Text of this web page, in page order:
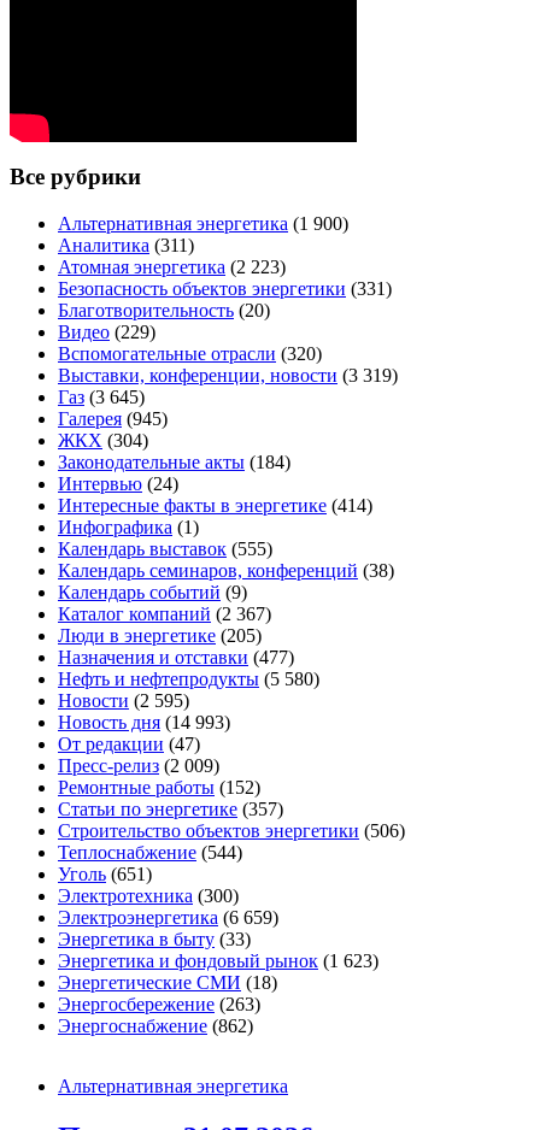
Все рубрики
Альтернативная энергетика (1 900)
Аналитика (311)
Атомная энергетика (2 223)
Безопасность объектов энергетики (331)
Благотворительность (20)
Видео (229)
Вспомогательные отрасли (320)
Выставки, конференции, новости (3 319)
Газ (3 645)
Галерея (945)
ЖКХ (304)
Законодательные акты (184)
Интервью (24)
Интересные факты в энергетике (414)
Инфографика (1)
Календарь выставок (555)
Календарь семинаров, конференций (38)
Календарь событий (9)
Каталог компаний (2 367)
Люди в энергетике (205)
Назначения и отставки (477)
Нефть и нефтепродукты (5 580)
Новости (2 595)
Новость дня (14 993)
От редакции (47)
Пресс-релиз (2 009)
Ремонтные работы (152)
Статьи по энергетике (357)
Строительство объектов энергетики (506)
Теплоснабжение (544)
Уголь (651)
Электротехника (300)
Электроэнергетика (6 659)
Энергетика в быту (33)
Энергетика и фондовый рынок (1 623)
Энергетические СМИ (18)
Энергосбережение (263)
Энергоснабжение (862)
Альтернативная энергетика